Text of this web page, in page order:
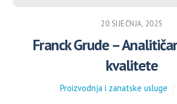
20 SIJEČNJA, 2025
Franck Grude –
kvalitete
Proizvodnja i zanatske usluge